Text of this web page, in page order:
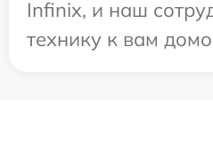
Infinix, и наш
технику к вам